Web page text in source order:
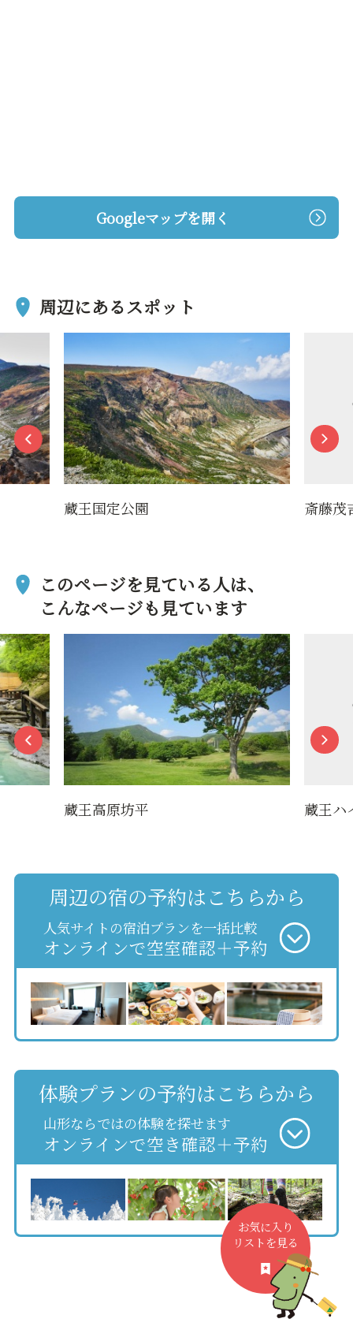
Googleマップを開く
周辺にあるスポット
蔵王国定公園 斎藤茂
このページを見ている人は、
こんなページも見ています
蔵王高原坊平 蔵王ハ
周辺の宿の予約はこちらから
人気サイトの宿泊プランを一括比較
オンラインで空室確認＋予約
体験プランの予約はこちらから
山形ならではの体験を探せます
オンラインで空き確認＋予約
お気に入り
リストを見る